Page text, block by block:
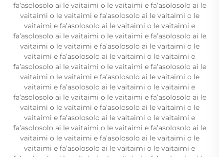
fa’asolosolo ai le vaitaimi o le vaitaimi e fa’asolosolo ai le
vaitaimi o le vaitaimi e fa’asolosolo ai le vaitaimi o le
vaitaimi e fa’asolosolo ai le vaitaimi o le vaitaimi e
fa’asolosolo ai le vaitaimi o le vaitaimi e fa’asolosolo ai le
vaitaimi o le vaitaimi e fa’asolosolo ai le vaitaimi o le
vaitaimi e fa’asolosolo ai le vaitaimi o le vaitaimi e
fa’asolosolo ai le vaitaimi o le vaitaimi e fa’asolosolo ai le
vaitaimi o le vaitaimi e fa’asolosolo ai le vaitaimi o le
vaitaimi e fa’asolosolo ai le vaitaimi o le vaitaimi e
fa’asolosolo ai le vaitaimi o le vaitaimi e fa’asolosolo ai le
vaitaimi o le vaitaimi e fa’asolosolo ai le vaitaimi o le
vaitaimi e fa’asolosolo ai le vaitaimi o le vaitaimi e
fa’asolosolo ai le vaitaimi o le vaitaimi e fa’asolosolo ai le
vaitaimi o le vaitaimi e fa’asolosolo ai le vaitaimi o le
vaitaimi e fa’asolosolo ai le vaitaimi o le vaitaimi e